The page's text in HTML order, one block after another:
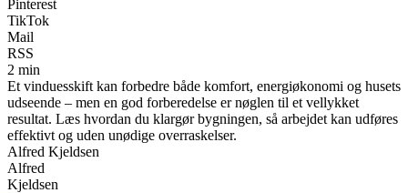
Pinterest
TikTok
Mail
RSS
2 min
Et vinduesskift kan forbedre både komfort, energiøkonomi og husets
udseende – men en god forberedelse er nøglen til et vellykket
resultat. Læs hvordan du klargør bygningen, så arbejdet kan udføres
effektivt og uden unødige overraskelser.
Alfred Kjeldsen
Alfred
Kjeldsen